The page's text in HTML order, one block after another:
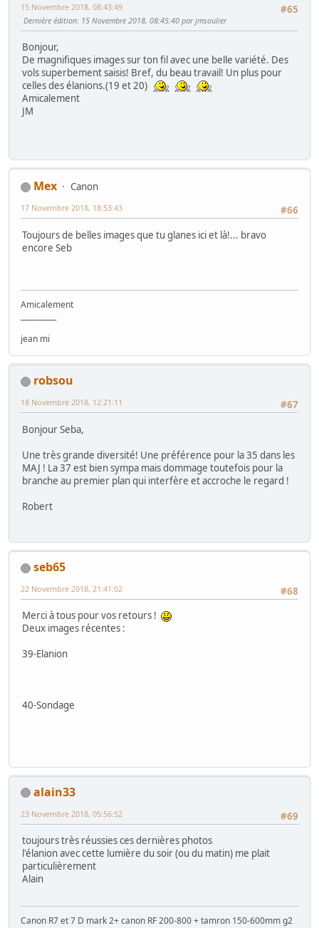
#65
15 Novembre 2018, 08:43:49
Dernière édition: 15 Novembre 2018, 08:45:40 par jmsoulier
Bonjour,
De magnifiques images sur ton fil avec une belle variété. Des
vols superbement saisis! Bref, du beau travail! Un plus pour
celles des élanions.(19 et 20)
Amicalement
JM
Mex
Canon
#66
17 Novembre 2018, 18:53:43
Toujours de belles images que tu glanes ici et là!... bravo
encore Seb
Amicalement
jean mi
robsou
#67
18 Novembre 2018, 12:21:11
Bonjour Seba,
Une très grande diversité! Une préférence pour la 35 dans les
MAJ ! La 37 est bien sympa mais dommage toutefois pour la
branche au premier plan qui interfère et accroche le regard !
Robert
seb65
#68
22 Novembre 2018, 21:41:02
Merci à tous pour vos retours !
Deux images récentes :
39-Elanion
40-Sondage
alain33
#69
23 Novembre 2018, 05:56:52
toujours très réussies ces dernières photos
l'élanion avec cette lumière du soir (ou du matin) me plait
particulièrement
Alain
Canon R7 et 7 D mark 2+ canon RF 200-800 + tamron 150-600mm g2